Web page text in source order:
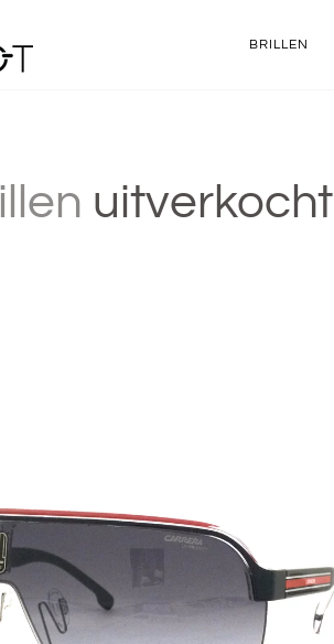
BRILLEN
uitverkocht